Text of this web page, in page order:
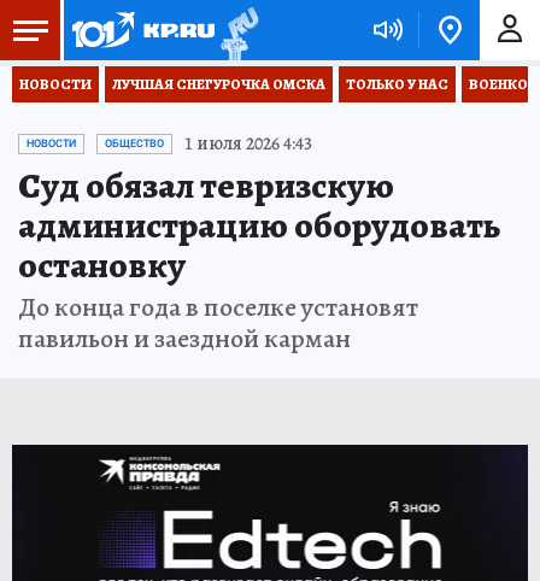
НОВОСТИ ЛУЧШАЯ СНЕГУРОЧКА ОМСКА ТОЛЬКО У НАС
НОВОСТИ ОБЩЕСТВО 1 июля 2026 4:43
Суд обязал тевризскую
администрацию оборудовать
остановку
До конца года в поселке установят
павильон и заездной карман